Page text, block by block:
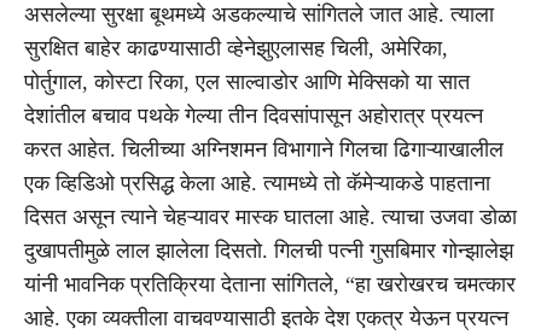
असलेल्या सुरक्षा बूथमध्ये अडकल्याचे सांगितले जात आहे. त्याला
सुरक्षित बाहेर काढण्यासाठी व्हेनेझुएलासह चिली, अमेरिका,
पोर्तुगाल, कोस्टा रिका, एल साल्वाडोर आणि मेक्सिको या सात
देशांतील बचाव पथके गेल्या तीन दिवसांपासून अहोरात्र प्रयत्न
करत आहेत. चिलीच्या अग्निशमन विभागाने गिलचा ढिगाऱ्याखालील
एक व्हिडिओ प्रसिद्ध केला आहे. त्यामध्ये तो कॅमेऱ्याकडे पाहताना
दिसत असून त्याने चेहऱ्यावर मास्क घातला आहे. त्याचा उजवा डोळा
दुखापतीमुळे लाल झालेला दिसतो. गिलची पत्नी गुसबिमार गोन्झालेझ
यांनी भावनिक प्रतिक्रिया देताना सांगितले, “हा खरोखरच चमत्कार
आहे. एका व्यक्तीला वाचवण्यासाठी इतके देश एकत्र येऊन प्रयत्न